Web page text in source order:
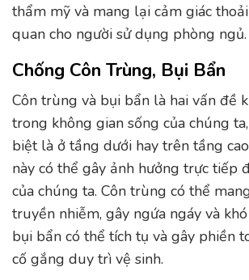
thẩm mỹ và mang lại cảm giác
quan cho người sử dụng phòng ngủ.
Chống Côn Trùng, Bụi Bẩn
Côn trùng và bụi bẩn là hai vấn đề
trong không gian sống của chúng
biệt là ở tầng dưới hay trên tầng
này có thể gây ảnh hưởng trực tiếp
của chúng ta. Côn trùng có thể
truyền nhiễm, gây ngứa ngáy và
bụi bẩn có thể tích tụ và gây phiền
cố gắng duy trì vệ sinh.